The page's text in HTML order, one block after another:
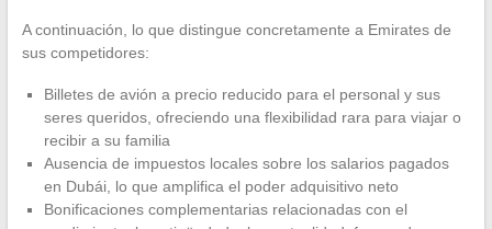
A continuación, lo que distingue concretamente a Emirates de
sus competidores:
Billetes de avión a precio reducido para el personal y sus
seres queridos, ofreciendo una flexibilidad rara para viajar o
recibir a su familia
Ausencia de impuestos locales sobre los salarios pagados
en Dubái, lo que amplifica el poder adquisitivo neto
Bonificaciones complementarias relacionadas con el